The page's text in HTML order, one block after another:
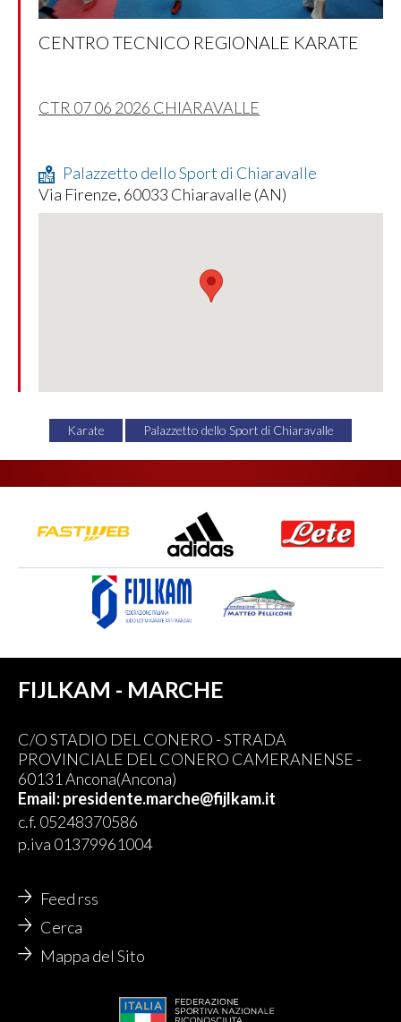
CENTRO TECNICO REGIONALE KARATE
CTR 07 06 2026 CHIARAVALLE
Palazzetto dello Sport di Chiaravalle
Via Firenze, 60033 Chiaravalle (AN)
Karate Palazzetto dello Sport di Chiaravalle
FIJLKAM - MARCHE
C/O STADIO DEL CONERO - STRADA
PROVINCIALE DEL CONERO CAMERANENSE -
60131 Ancona(Ancona)
Email: presidente.marche@fijlkam.it
c.f. 05248370586
p.iva 01379961004
Feed rss
Cerca
Mappa del Sito